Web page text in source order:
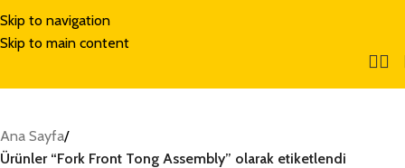
Skip to navigation
Skip to main content
Ana Sayfa/
Ürünler “Fork Front Tong Assembly” olarak etiketlendi